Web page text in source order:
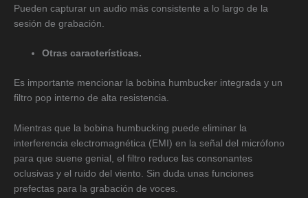
Pueden capturar un audio más consistente a lo largo de la
sesión de grabación.
Otras características.
Es importante mencionar la bobina humbucker integrada y un
filtro pop interno de alta resistencia.
Mientras que la bobina humbucking puede eliminar la
interferencia electromagnética (EMI) en la señal del micrófono
para que suene genial, el filtro reduce las consonantes
oclusivas y el ruido del viento. Sin duda unas funciones
prefectas para la grabación de voces.